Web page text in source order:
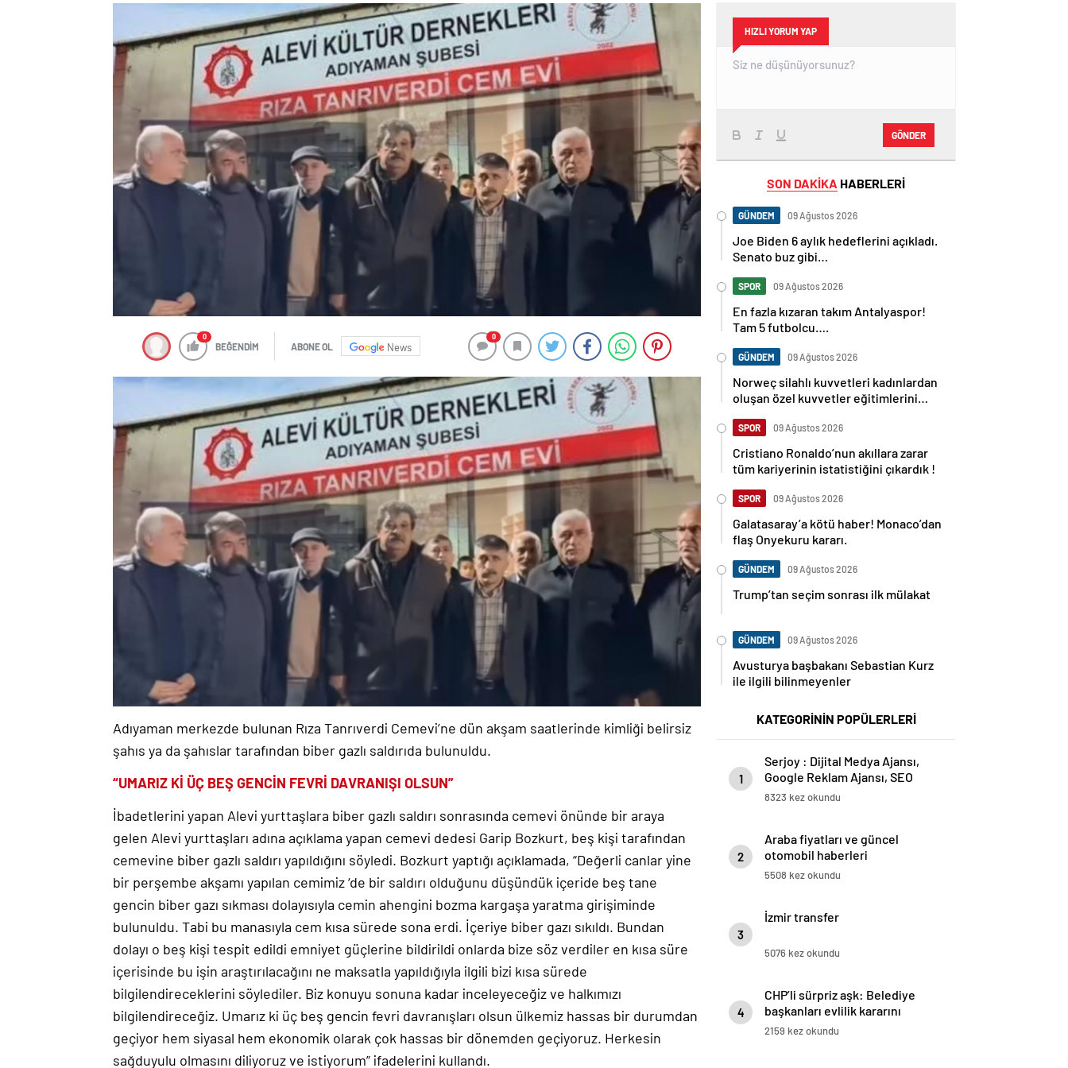
0
BEĞENDİM ABONE OL News
0
Adıyaman merkezde bulunan Rıza Tanrıverdi Cemevi’ne dün akşam saatlerinde kimliği belirsiz
şahıs ya da şahıslar tarafından biber gazlı saldırıda bulunuldu.
“UMARIZ Kİ ÜÇ BEŞ GENCİN FEVRİ DAVRANIŞI OLSUN”
İbadetlerini yapan Alevi yurttaşlara biber gazlı saldırı sonrasında cemevi önünde bir araya
gelen Alevi yurttaşları adına açıklama yapan cemevi dedesi Garip Bozkurt, beş kişi tarafından
cemevine biber gazlı saldırı yapıldığını söyledi. Bozkurt yaptığı açıklamada, “Değerli canlar yine
bir perşembe akşamı yapılan cemimiz ‘de bir saldırı olduğunu düşündük içeride beş tane
gencin biber gazı sıkması dolayısıyla cemin ahengini bozma kargaşa yaratma girişiminde
bulunuldu. Tabi bu manasıyla cem kısa sürede sona erdi. İçeriye biber gazı sıkıldı. Bundan
dolayı o beş kişi tespit edildi emniyet güçlerine bildirildi onlarda bize söz verdiler en kısa süre
içerisinde bu işin araştırılacağını ne maksatla yapıldığıyla ilgili bizi kısa sürede
bilgilendireceklerini söylediler. Biz konuyu sonuna kadar inceleyeceğiz ve halkımızı
bilgilendireceğiz. Umarız ki üç beş gencin fevri davranışları olsun ülkemiz hassas bir durumdan
geçiyor hem siyasal hem ekonomik olarak çok hassas bir dönemden geçiyoruz. Herkesin
sağduyulu olmasını diliyoruz ve istiyorum” ifadelerini kullandı.
HIZLI YORUM YAP
GÖNDER
SON DAKİKA HABERLERİ
GÜNDEM 09 Ağustos 2026
Joe Biden 6 aylık hedeflerini açıkladı.
Senato buz gibi…
SPOR 09 Ağustos 2026
En fazla kızaran takım Antalyaspor!
Tam 5 futbolcu….
GÜNDEM 09 Ağustos 2026
Norweç silahlı kuvvetleri kadınlardan
oluşan özel kuvvetler eğitimlerini
SPOR 09 Ağustos 2026
Cristiano Ronaldo’nun akıllara zarar
tüm kariyerinin istatistiğini çıkardık !
SPOR 09 Ağustos 2026
Galatasaray’a kötü haber! Monaco’dan
flaş Onyekuru kararı.
GÜNDEM 09 Ağustos 2026
Trump’tan seçim sonrası ilk mülakat
GÜNDEM 09 Ağustos 2026
Avusturya başbakanı Sebastian Kurz
ile ilgili bilinmeyenler
KATEGORİNİN POPÜLERLERİ
1
Serjoy : Dijital Medya Ajansı,
Google Reklam Ajansı, SEO
Ajansı ve Web Tasarım Ajansı
8323 kez okundu
2
Araba fiyatları ve güncel
otomobil haberleri
5508 kez okundu
3
İzmir transfer
5076 kez okundu
4
CHP’li sürpriz aşk: Belediye
başkanları evlilik kararını
kendileri duyurdu
2159 kez okundu